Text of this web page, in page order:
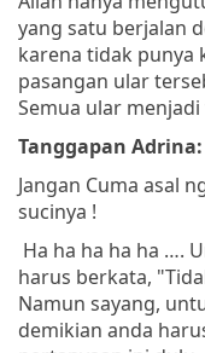
yang satu berjalan
karena tidak punya
pasangan ular
Semua ular
Tanggapan Adrina:
Jangan Cuma asal
sucinya !
Ha ha ha ha ha ….
harus berkata,
Namun sayang,
demikian anda